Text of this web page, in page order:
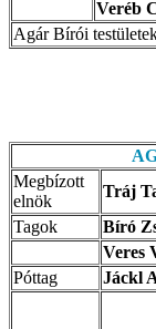
Veréb
Agár Bírói
Megbízott
elnök
Tráj
Tagok
Bíró
Veres
Póttag
Jáckl